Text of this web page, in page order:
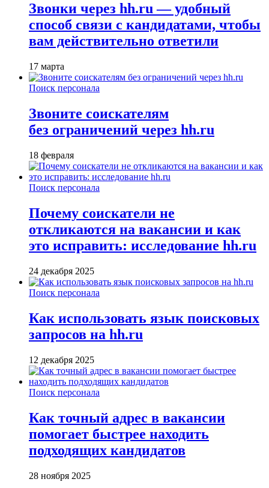
Звонки через hh.ru — удобный
способ связи с кандидатами, чтобы
вам действительно ответили
17 марта
Поиск персонала
Звоните соискателям
без ограничений через hh.ru
18 февраля
Поиск персонала
Почему соискатели не
откликаются на вакансии и как
это исправить: исследование hh.ru
24 декабря 2025
Поиск персонала
Как использовать язык поисковых
запросов на hh.ru
12 декабря 2025
Поиск персонала
Как точный адрес в вакансии
помогает быстрее находить
подходящих кандидатов
28 ноября 2025